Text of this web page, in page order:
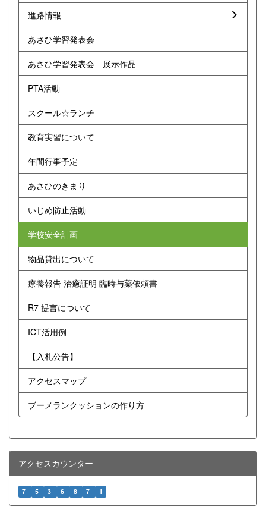
進路情報
あさひ学習発表会
あさひ学習発表会 展示作品
PTA活動
スクール☆ランチ
教育実習について
年間行事予定
あさひのきまり
いじめ防止活動
学校安全計画
物品貸出について
療養報告 治癒証明 臨時与薬依頼書
R7 提言について
ICT活用例
【入札公告】
アクセスマップ
ブーメランクッションの作り方
アクセスカウンター
7 5 3 6 8 7 1